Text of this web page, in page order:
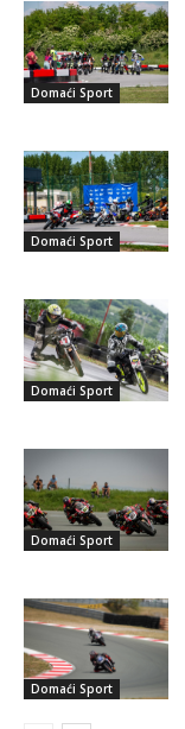
Domaći Sport
Domaći Sport
Domaći Sport
Domaći Sport
Domaći Sport